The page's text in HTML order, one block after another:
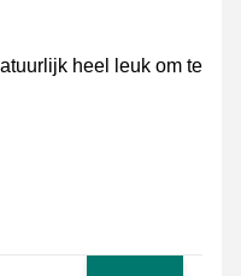
heel leuk om te